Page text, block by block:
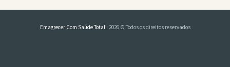
Emagrecer Com Saúde Total · 2026 © Todos os direitos reservados